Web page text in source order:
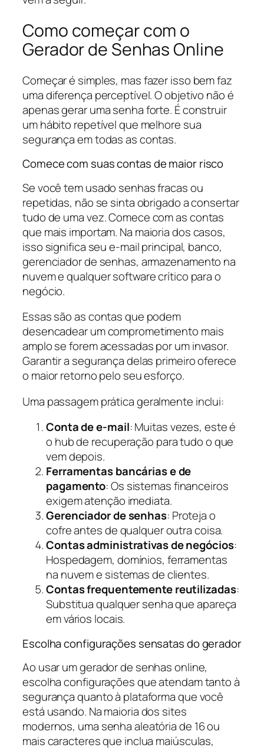
Como começar com o
Gerador de Senhas Online
Começar é simples, mas fazer isso bem faz
uma diferença perceptível. O objetivo não é
apenas gerar uma senha forte. É construir
um hábito repetível que melhore sua
segurança em todas as contas.
Comece com suas contas de maior risco
Se você tem usado senhas fracas ou
repetidas, não se sinta obrigado a consertar
tudo de uma vez. Comece com as contas
que mais importam. Na maioria dos casos,
isso significa seu e-mail principal, banco,
gerenciador de senhas, armazenamento na
nuvem e qualquer software crítico para o
negócio.
Essas são as contas que podem
desencadear um comprometimento mais
amplo se forem acessadas por um invasor.
Garantir a segurança delas primeiro oferece
o maior retorno pelo seu esforço.
Uma passagem prática geralmente inclui:
Conta de e-mail: Muitas vezes, este é
o hub de recuperação para tudo o que
vem depois.
Ferramentas bancárias e de
pagamento: Os sistemas financeiros
exigem atenção imediata.
Gerenciador de senhas: Proteja o
cofre antes de qualquer outra coisa.
Contas administrativas de negócios:
Hospedagem, domínios, ferramentas
na nuvem e sistemas de clientes.
Contas frequentemente reutilizadas:
Substitua qualquer senha que apareça
em vários locais.
Escolha configurações sensatas do gerador
Ao usar um gerador de senhas online,
escolha configurações que atendam tanto à
segurança quanto à plataforma que você
está usando. Na maioria dos sites
modernos, uma senha aleatória de 16 ou
mais caracteres que inclua maiúsculas,